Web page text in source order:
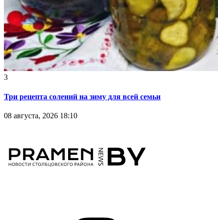
3
Три рецепта солений на зиму для всей семьи
08 августа, 2026 18:10